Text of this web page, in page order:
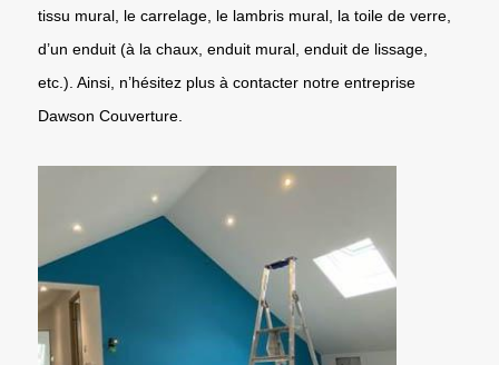
tissu mural, le carrelage, le lambris mural, la toile de verre,
d’un enduit (à la chaux, enduit mural, enduit de lissage,
etc.). Ainsi, n’hésitez plus à contacter notre entreprise
Dawson Couverture.